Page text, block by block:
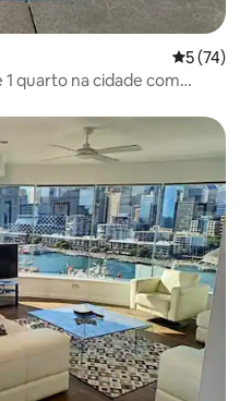
5 de uma
5 (74)
quarto na cidade com